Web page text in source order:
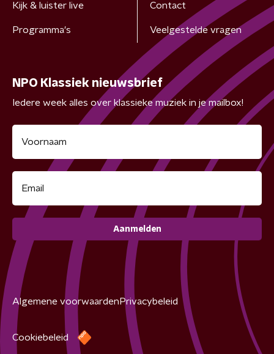
Kijk & luister live
Programma's
Contact
Veelgestelde vragen
NPO Klassiek nieuwsbrief
Iedere week alles over klassieke muziek in je mailbox!
Aanmelden
Algemene voorwaarden Privacybeleid
Cookiebeleid